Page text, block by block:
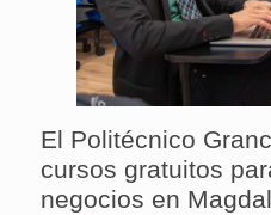
El Politécnico
cursos gratuitos
negocios en